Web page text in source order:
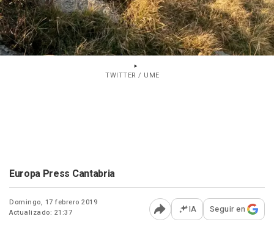
TWITTER / UME
Europa Press Cantabria
Domingo, 17 febrero 2019
Actualizado: 21:37
Abrir opciones para
IA Seguir en